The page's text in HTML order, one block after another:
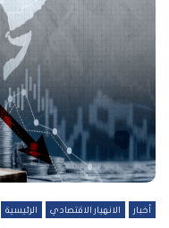
أخبار الانهيار الاقتصادي الرئيسية